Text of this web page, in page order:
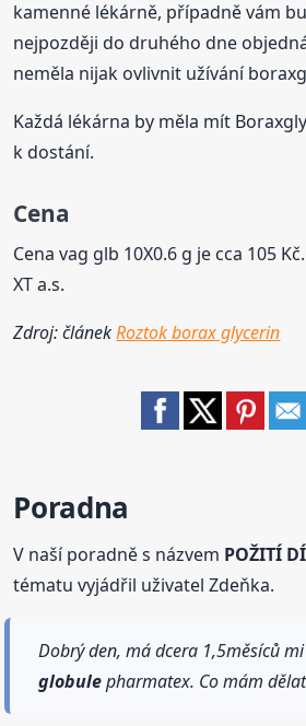
kamenné lékárně, případně vám
nejpozději do druhého dne
neměla nijak ovlivnit užívání
Každá lékárna by měla mít
k dostání.
Cena
Cena vag glb 10X0.6 g je cca 105
XT a.s.
Zdroj: článekRoztok borax glycerin
Poradna
V naší poradně s názvem POŽITÍ
tématu vyjádřil uživatel Zdeňka.
Dobrý den, má dcera 1,5měsíců
globulepharmatex. Co mám